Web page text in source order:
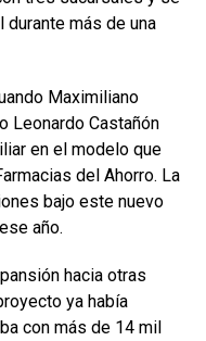
durante más de una
Maximiliano
Leonardo Castañón
en el modelo que
del Ahorro. La
bajo este nuevo
año.
hacia otras
ya había
con más de 14 mil